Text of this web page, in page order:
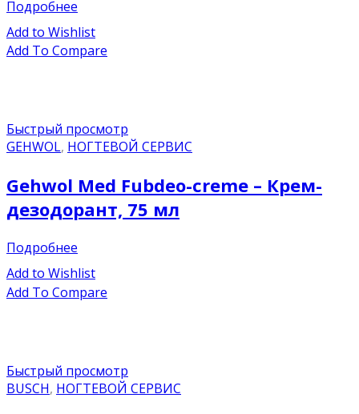
Подробнее
Add to Wishlist
Add To Compare
Быстрый просмотр
GEHWOL, НОГТЕВОЙ СЕРВИС
Gehwol Med Fubdeo-creme – Крем-
дезодорант, 75 мл
Подробнее
Add to Wishlist
Add To Compare
Быстрый просмотр
BUSCH, НОГТЕВОЙ СЕРВИС